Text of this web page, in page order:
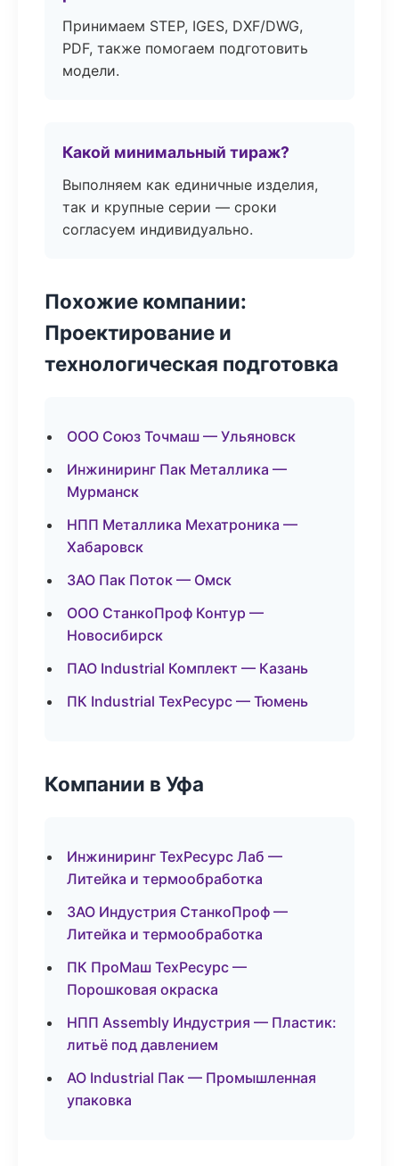
Принимаем STEP, IGES, DXF/DWG,
PDF, также помогаем подготовить
модели.
Какой минимальный тираж?
Выполняем как единичные изделия,
так и крупные серии — сроки
согласуем индивидуально.
Похожие компании:
Проектирование и
технологическая подготовка
ООО Союз Точмаш — Ульяновск
Инжиниринг Пак Металлика —
Мурманск
НПП Металлика Мехатроника —
Хабаровск
ЗАО Пак Поток — Омск
ООО СтанкоПроф Контур —
Новосибирск
ПАО Industrial Комплект — Казань
ПК Industrial ТехРесурс — Тюмень
Компании в Уфа
Инжиниринг ТехРесурс Лаб —
Литейка и термообработка
ЗАО Индустрия СтанкоПроф —
Литейка и термообработка
ПК ПроМаш ТехРесурс —
Порошковая окраска
НПП Assembly Индустрия — Пластик:
литьё под давлением
АО Industrial Пак — Промышленная
упаковка